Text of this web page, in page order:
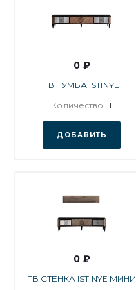
0 ₽
ТВ ТУМБА ISTINYE
Количество 1
ДОБАВИТЬ
0 ₽
ТВ СТЕНКА ISTINYE МИНИ